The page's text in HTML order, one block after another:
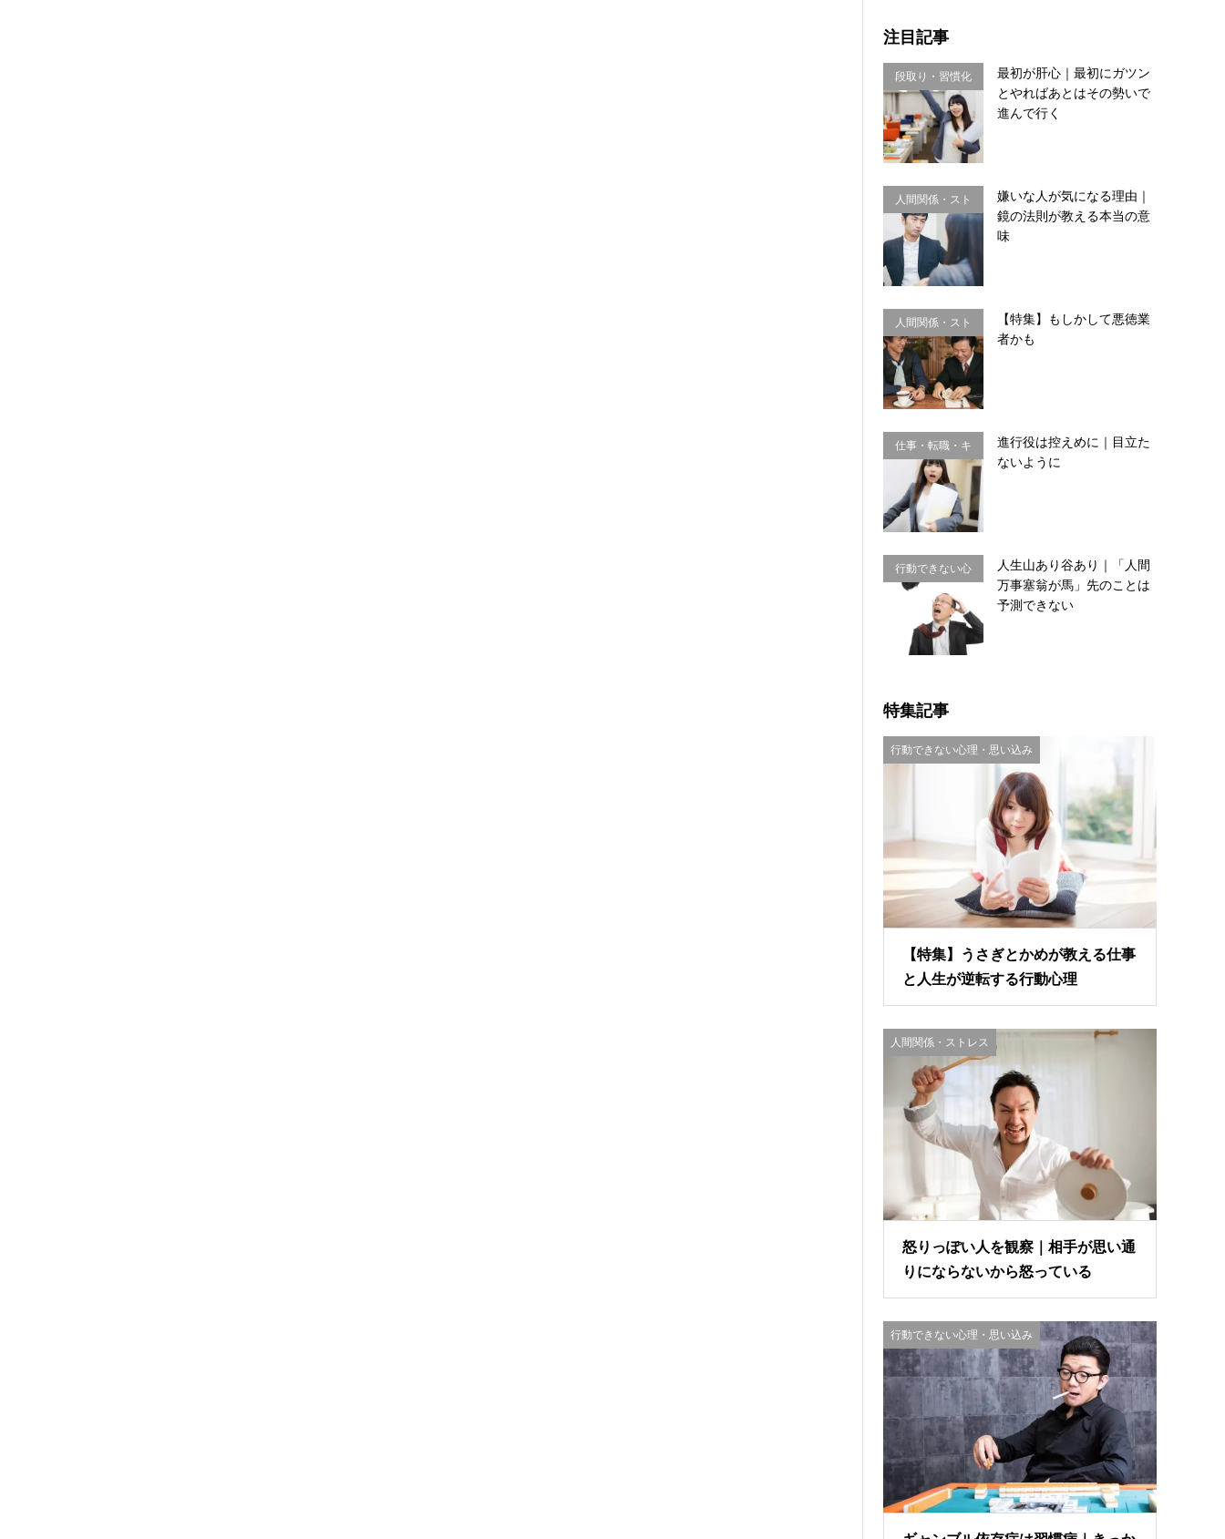
注目記事
段取り・習慣化
最初が肝心｜最初にガツン
とやればあとはその勢いで
進んで行く
人間関係・スト
レス
嫌いな人が気になる理由｜
鏡の法則が教える本当の意
味
人間関係・スト
レス
【特集】もしかして悪徳業
者かも
仕事・転職・キ
ャリア
進行役は控えめに｜目立た
ないように
行動できない心
理・思い込み
人生山あり谷あり｜「人間
万事塞翁が馬」先のことは
予測できない
特集記事
行動できない心理・思い込み
【特集】うさぎとかめが教える仕事
と人生が逆転する行動心理
人間関係・ストレス
怒りっぽい人を観察｜相手が思い通
りにならないから怒っている
行動できない心理・思い込み